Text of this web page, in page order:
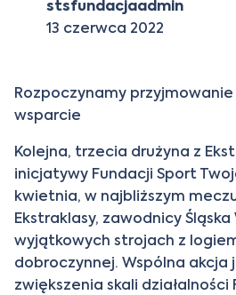
stsfundacjaadmin
13 czerwca 2022
Rozpoczynamy
wsparcie
Kolejna, trzecia drużyna z
inicjatywy Fundacji Sport
kwietnia, w najbliższym
Ekstraklasy, zawodnicy
wyjątkowych strojach z
dobroczynnej. Wspólna
zwiększenia skali działalności